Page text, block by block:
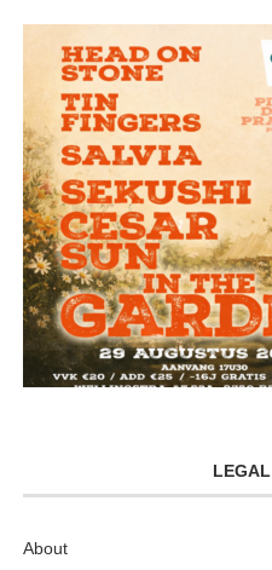
LEGAL
About